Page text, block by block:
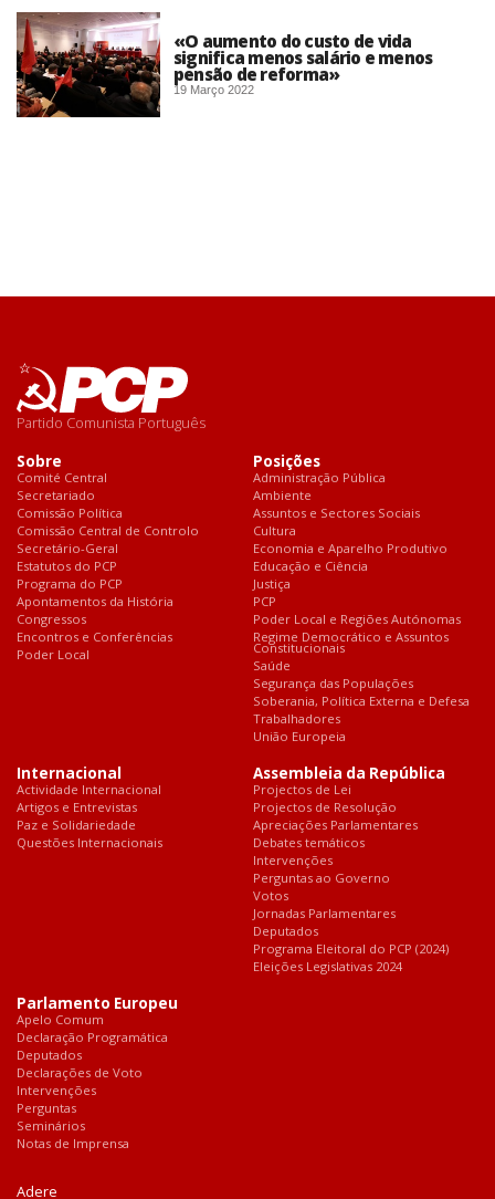
«O aumento do custo de vida
significa menos salário e menos
pensão de reforma»
19 Março 2022
Partido Comunista Português
Sobre
Comité Central
Secretariado
Comissão Política
Comissão Central de Controlo
Secretário-Geral
Estatutos do PCP
Programa do PCP
Apontamentos da História
Congressos
Encontros e Conferências
Poder Local
Posições
Administração Pública
Ambiente
Assuntos e Sectores Sociais
Cultura
Economia e Aparelho Produtivo
Educação e Ciência
Justiça
PCP
Poder Local e Regiões Autónomas
Regime Democrático e Assuntos
Constitucionais
Saúde
Segurança das Populações
Soberania, Política Externa e Defesa
Trabalhadores
União Europeia
Internacional
Actividade Internacional
Artigos e Entrevistas
Paz e Solidariedade
Questões Internacionais
Assembleia da República
Projectos de Lei
Projectos de Resolução
Apreciações Parlamentares
Debates temáticos
Intervenções
Perguntas ao Governo
Votos
Jornadas Parlamentares
Deputados
Programa Eleitoral do PCP (2024)
Eleições Legislativas 2024
Parlamento Europeu
Apelo Comum
Declaração Programática
Deputados
Declarações de Voto
Intervenções
Perguntas
Seminários
Notas de Imprensa
Adere